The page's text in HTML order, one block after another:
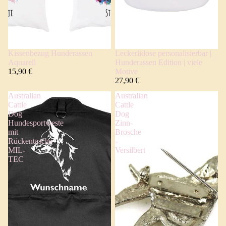
Kissenbezug Hunderassen
Aquarell
15,90 €
Leckerlidose personalisierbar |
Hunderassen Edition | viele
Motive
27,90 €
Australian
Cattle
Dog
Hundesportweste
mit
Rückentasche
MIL-
TEC
Australian
Cattle
Dog
Zinn-
Brosche
-
Versilbert